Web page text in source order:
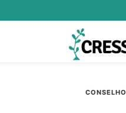
CONSELHO